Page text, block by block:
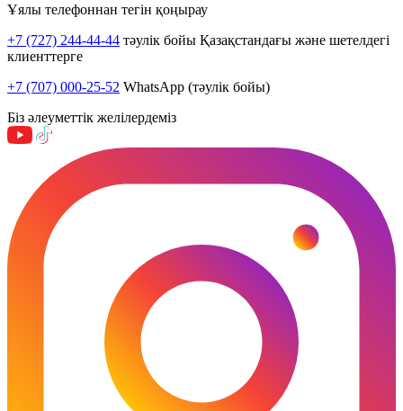
Ұялы телефоннан тегін қоңырау
+7 (727) 244-44-44 тәулік бойы Қазақстандағы және шетелдегі
клиенттерге
+7 (707) 000-25-52 WhatsApp (тәулік бойы)
Біз әлеуметтік желілердеміз